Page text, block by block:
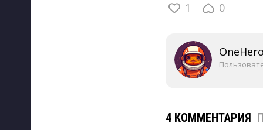
1 0
4 КОММЕНТАРИЯ